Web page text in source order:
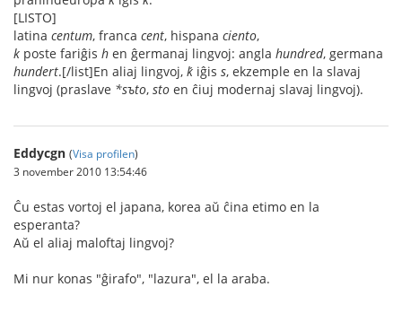
[LISTO]
latina centum, franca cent, hispana ciento,
k poste fariĝis h en ĝermanaj lingvoj: angla hundred, germana
hundert.[/list]En aliaj lingvoj, ḱ iĝis s, ekzemple en la slavaj
lingvoj (praslave *sъto, sto en ĉiuj modernaj slavaj lingvoj).
Eddycgn (Visa profilen)
3 november 2010 13:54:46
Ĉu estas vortoj el japana, korea aŭ ĉina etimo en la
esperanta?
Aŭ el aliaj maloftaj lingvoj?
Mi nur konas "ĝirafo", "lazura", el la araba.